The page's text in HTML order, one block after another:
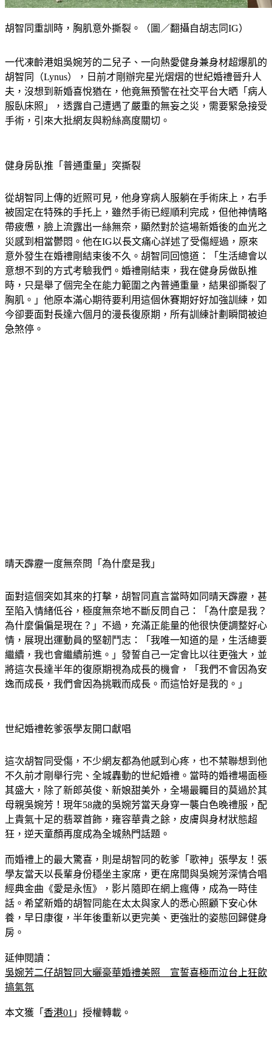
胡智同（Lynus），日前才剛辦完星光熠熠的世紀婚禮晉升人
夫，沒想到新婚喜悅猶在，他竟無預警在社交平台大晒「病人
服臥床照」，透露自己遭遇了嚴重的無妄之災，需要緊急接受
手術，引來大批網友與粉絲高度關切。
被固定在特殊的手托上，雖然手術已經順利完成，但他神情略
帶疲憊，臉上流露出一絲無奈，顯然對於這場新婚後的血光之
災感到相當鬱悶。他在IG以長文痛心詳述了受傷經過，原來
意外發生在婚禮剛結束後不久。胡智同回憶道：「生活總會以
意想不到的方式考驗我們。婚禮剛結束，我在健身房做臥推
時，只是舉了個完全在能力範圍之內普通重量，結果卻撕裂了
胸肌。」他原本滿心期待要利用這個休賽期好好加強訓練，如
今卻要面對長達六個月的漫長復原期，所有訓練計劃瞬間被迫
急煞停。
至陷入情緒低谷，極度無奈地不斷反問自己：「為什麼是我？
為什麼偏偏是現在？」不過，充滿正能量的他很快便調整好心
情，展現出運動員的堅韌鬥志：「我唯一知道的是，生活總要
繼續，我也會繼續前進。」發誓自己一定會比以往更強大，並
將這次長達半年的復原期視為成長的機會，「我們不會因為安
逸而成長，我們會因為挑戰而成長。而這恰好是我的。」
不久前才剛舉行完、全城轟動的世紀婚禮。當時的婚禮場面極
其盛大，除了新郎英俊、新娘甜美外，全場最矚目的莫過於其
母親吳婉芳！現年58歲的吳婉芳當天身穿一襲白色晚禮服，配
上貴氣十足的翡翠首飾，雍容華貴之餘，皮膚與身材狀態超
狂，逆天童顏再度成為全城熱門話題。
學友當天以長輩身份穩坐主家席，更在席間與吳婉芳深情合唱
經典金曲《愛是永恆》，影片隨即在網上瘋傳，成為一時佳
話。希望新婚的胡智同能在太太與家人的悉心照顧下安心休
養，早日康復，半年後重新以更完美、更強壯的姿態回歸健身
房。
吳婉芳二仔胡智同大曬豪華婚禮美照　宣誓喜極而泣台上狂飲
搞氣氛